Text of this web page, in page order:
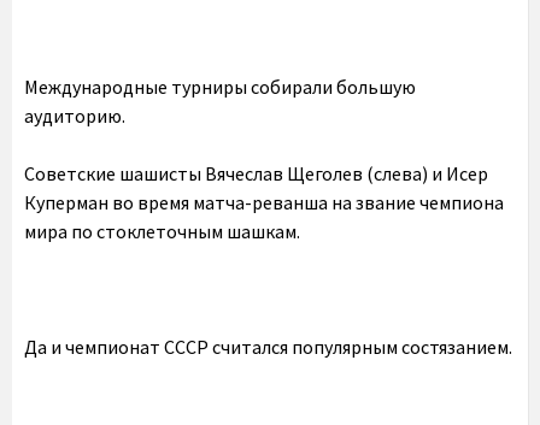
Международные турниры собирали большую
аудиторию.
Советские шашисты Вячеслав Щеголев (слева) и Исер
Куперман во время матча-реванша на звание чемпиона
мира по стоклеточным шашкам.
Да и чемпионат СССР считался популярным состязанием.